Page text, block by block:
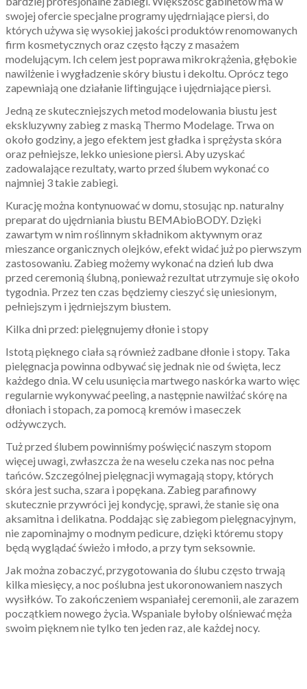
swojej ofercie specjalne programy ujędrniające piersi, do
których używa się wysokiej jakości produktów renomowanych
firm kosmetycznych oraz często łączy z masażem
modelującym. Ich celem jest poprawa mikrokrążenia, głębokie
nawilżenie i wygładzenie skóry biustu i dekoltu. Oprócz tego
zapewniają one działanie liftingujące i ujędrniające piersi.
Jedną ze skuteczniejszych metod modelowania biustu jest
ekskluzywny zabieg z maską Thermo Modelage. Trwa on
około godziny, a jego efektem jest gładka i sprężysta skóra
oraz pełniejsze, lekko uniesione piersi. Aby uzyskać
zadowalające rezultaty, warto przed ślubem wykonać co
najmniej 3 takie zabiegi.
Kurację można kontynuować w domu, stosując np. naturalny
preparat do ujędrniania biustu BEMAbioBODY. Dzięki
zawartym w nim roślinnym składnikom aktywnym oraz
mieszance organicznych olejków, efekt widać już po pierwszym
zastosowaniu. Zabieg możemy wykonać na dzień lub dwa
przed ceremonią ślubną, ponieważ rezultat utrzymuje się około
tygodnia. Przez ten czas będziemy cieszyć się uniesionym,
pełniejszym i jędrniejszym biustem.
Kilka dni przed: pielęgnujemy dłonie i stopy
Istotą pięknego ciała są również zadbane dłonie i stopy. Taka
pielęgnacja powinna odbywać się jednak nie od święta, lecz
każdego dnia. W celu usunięcia martwego naskórka warto więc
regularnie wykonywać peeling, a następnie nawilżać skórę na
dłoniach i stopach, za pomocą kremów i maseczek
odżywczych.
Tuż przed ślubem powinniśmy poświęcić naszym stopom
więcej uwagi, zwłaszcza że na weselu czeka nas noc pełna
tańców. Szczególnej pielęgnacji wymagają stopy, których
skóra jest sucha, szara i popękana. Zabieg parafinowy
skutecznie przywróci jej kondycję, sprawi, że stanie się ona
aksamitna i delikatna. Poddając się zabiegom pielęgnacyjnym,
nie zapominajmy o modnym pedicure, dzięki któremu stopy
będą wyglądać świeżo i młodo, a przy tym seksownie.
Jak można zobaczyć, przygotowania do ślubu często trwają
kilka miesięcy, a noc poślubna jest ukoronowaniem naszych
wysiłków. To zakończeniem wspaniałej ceremonii, ale zarazem
początkiem nowego życia. Wspaniale byłoby olśniewać męża
swoim pięknem nie tylko ten jeden raz, ale każdej nocy.